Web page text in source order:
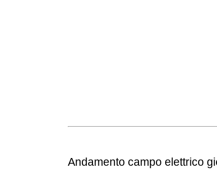
Andamento campo elettrico